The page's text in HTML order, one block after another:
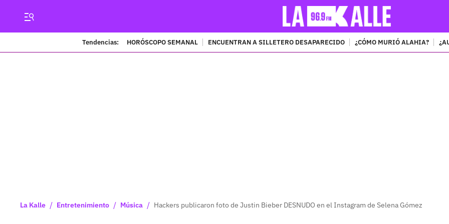
Tendencias: HORÓSCOPO SEMANAL ENCUENTRAN A SILLETERO DESAPARECIDO ¿CÓMO MURIÓ ALAHIA?
La Kalle / Entretenimiento / Música / Hackers publicaron foto de Justin Bieber DESNUDO en el Instagram de Selena Gómez